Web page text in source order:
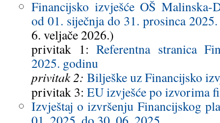
Financijsko izvješće OŠ Malinska-
od 01. siječnja do 31. prosinca
6. veljače 2026.)
privitak 1: Referentna stranica
2025. godinu
privitak 2: Bilješke uz Financijsko
privitak 3: EU izvješće po izvorima
Izvještaj o izvršenju Financijskog